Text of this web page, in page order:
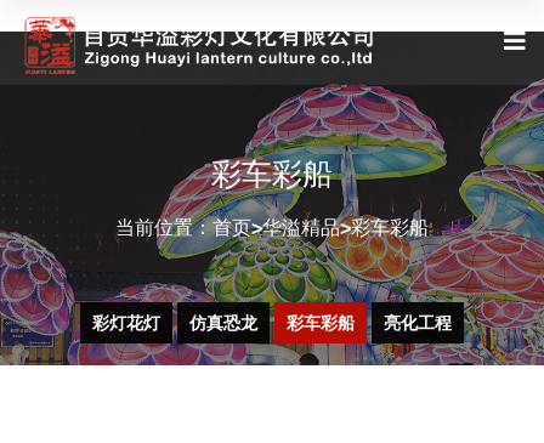
彩车彩船
当前位置：首页>华溢精品>彩车彩船
彩灯花灯 仿真恐龙 彩车彩船 亮化工程